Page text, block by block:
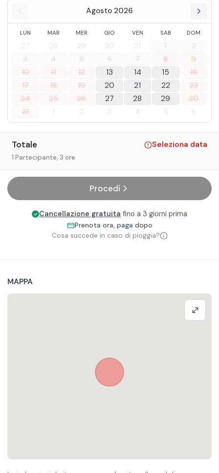
Agosto 2026
LUN MAR MER GIO VEN SAB DOM
27 28 29 30 31 1
2
3
4 5 6 7 8
9
10
11 12 13 14 15
16
17
18 19 20 21 22
23
24
25 26 27 28 29
30
31
1 2 3 4 5 6
Totale Seleziona data
1 Partecipante, 3 ore
Procedi
Cancellazione gratuita fino a 3 giorni prima
Prenota ora, paga dopo
Cosa succede in caso di pioggia?
MAPPA